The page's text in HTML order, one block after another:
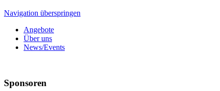
Navigation überspringen
Angebote
Über uns
News/Events
Sponsoren